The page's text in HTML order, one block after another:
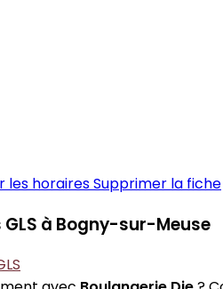
les horairesSupprimer la fiche
GLS à Bogny-sur-Meuse